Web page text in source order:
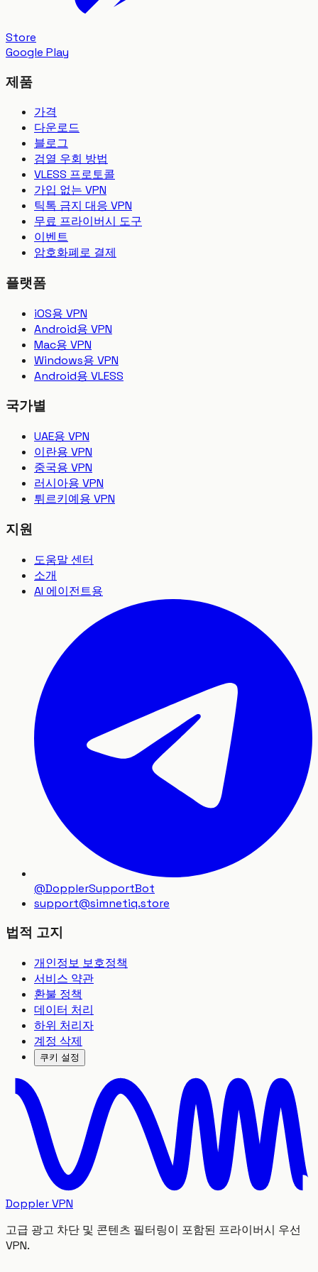
Store
Google Play
제품
가격
다운로드
블로그
검열 우회 방법
VLESS 프로토콜
가입 없는 VPN
틱톡 금지 대응 VPN
무료 프라이버시 도구
이벤트
암호화폐로 결제
플랫폼
iOS용 VPN
Android용 VPN
Mac용 VPN
Windows용 VPN
Android용 VLESS
국가별
UAE용 VPN
이란용 VPN
중국용 VPN
러시아용 VPN
튀르키예용 VPN
지원
도움말 센터
소개
AI 에이전트용
@DopplerSupportBot
support@simnetiq.store
법적 고지
개인정보 보호정책
서비스 약관
환불 정책
데이터 처리
하위 처리자
계정 삭제
쿠키 설정
Doppler VPN
고급 광고 차단 및 콘텐츠 필터링이 포함된 프라이버시 우선
VPN.